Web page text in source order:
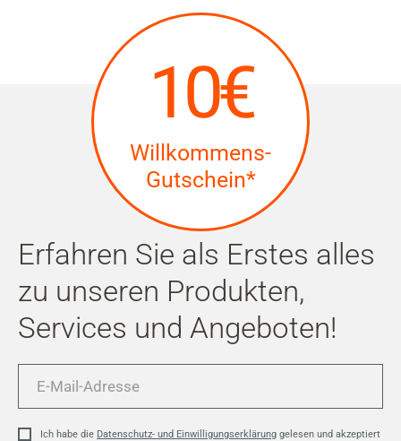
10€
Willkommens-
Gutschein*
Erfahren Sie als Erstes alles
zu unseren Produkten,
Services und Angeboten!
Mail-
Ich habe die Datenschutz- und Einwilligungserklärung gelesen und akzeptiert